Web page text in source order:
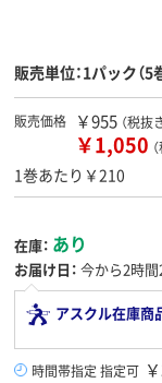
販売単位：1パック（5
販売価格 ￥955 （税抜
￥1,050
1巻あたり￥210
在庫： あり
お届け日： 今から2時
アスクル在庫商
時間帯指定 指定可